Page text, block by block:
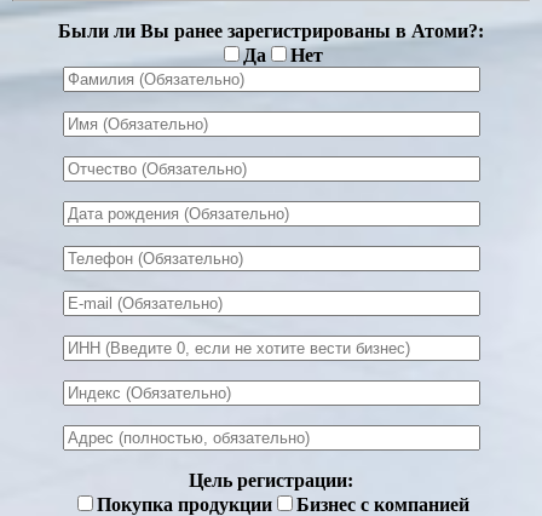
Были ли Вы ранее зарегистрированы в Атоми?:
Да
Нет
Цель регистрации:
Покупка продукции
Бизнес с компанией